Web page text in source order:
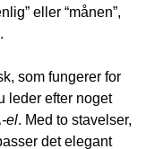
eller “månen”,
som fungerer for
leder efter noget
el. Med to stavelser,
det elegant